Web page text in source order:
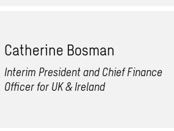
Catherine Bosman
Interim President and Chief Finance
Officer for UK & Ireland